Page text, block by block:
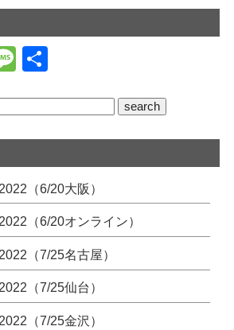
M
ss
a
g
e（6/20大阪）
（6/20オンライン）
（7/25名古屋）
（7/25仙台）
（7/25金沢）